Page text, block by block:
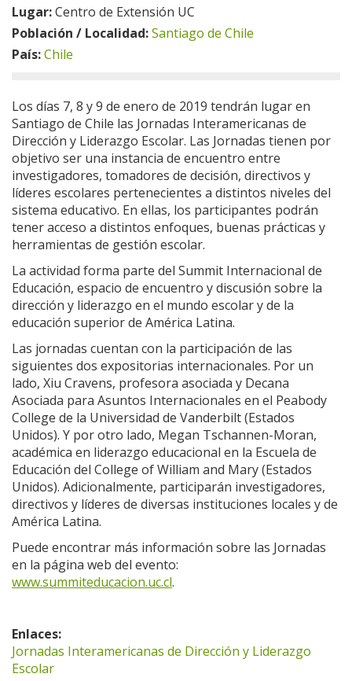
Lugar:Centro de Extensión UC
Población / Localidad:Santiago de Chile
País:Chile
Los días 7, 8 y 9 de enero de 2019 tendrán lugar en
Santiago de Chile las Jornadas Interamericanas de
Dirección y Liderazgo Escolar. Las Jornadas tienen por
objetivo ser una instancia de encuentro entre
investigadores, tomadores de decisión, directivos y
líderes escolares pertenecientes a distintos niveles del
sistema educativo. En ellas, los participantes podrán
tener acceso a distintos enfoques, buenas prácticas y
herramientas de gestión escolar.
La actividad forma parte del Summit Internacional de
Educación, espacio de encuentro y discusión sobre la
dirección y liderazgo en el mundo escolar y de la
educación superior de América Latina.
Las jornadas cuentan con la participación de las
siguientes dos expositorias internacionales. Por un
lado, Xiu Cravens, profesora asociada y Decana
Asociada para Asuntos Internacionales en el Peabody
College de la Universidad de Vanderbilt (Estados
Unidos). Y por otro lado, Megan Tschannen-Moran,
académica en liderazgo educacional en la Escuela de
Educación del College of William and Mary (Estados
Unidos). Adicionalmente, participarán investigadores,
directivos y líderes de diversas instituciones locales y de
América Latina.
Puede encontrar más información sobre las Jornadas
en la página web del evento:
www.summiteducacion.uc.cl.
Enlaces:
Jornadas Interamericanas de Dirección y Liderazgo
Escolar